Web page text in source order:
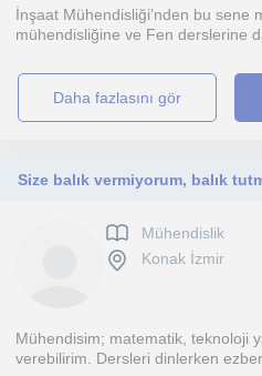
İnşaat Mühendisliği’nden bu sene
mühendisliğine ve Fen derslerine
daha fazlasını gör
Size balık vermiyorum, balık
Mühendislik
Konak İzmir
Mühendisim; matematik, teknoloji
verebilirim. Dersleri dinlerken